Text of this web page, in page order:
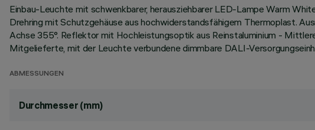
Einbau-Leuchte mit schwenkbarer, herausziehbarer LED-Lampe Warm
Drehring mit Schutzgehäuse aus hochwiderstandsfähigem Thermoplast.
Achse 355°. Reflektor mit Hochleistungsoptik aus Reinstaluminium -
Mitgelieferte, mit der Leuchte verbundene dimmbare DALI-
ABMESSUNGEN
Durchmesser (mm)